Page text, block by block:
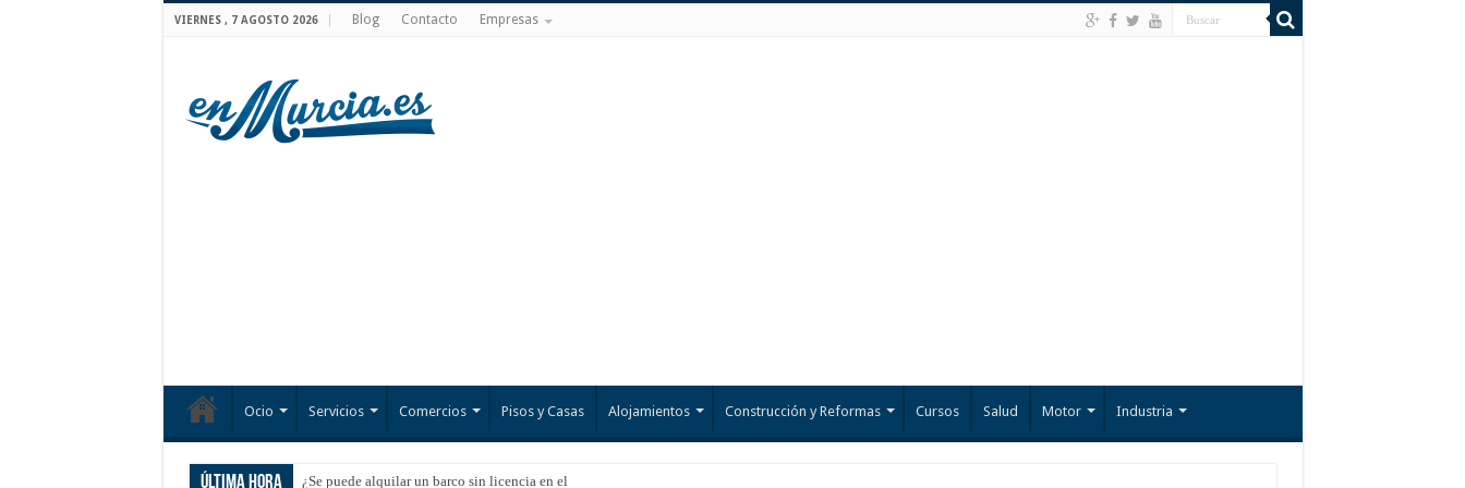
VIERNES , 7 AGOSTO 2026 Blog Contacto Empresas
Ocio Servicios Comercios Pisos y Casas Alojamientos Construcción y Reformas Cursos Salud Motor Industria
Última hora ¿Se puede alquilar un barco sin licencia en el Mar Men